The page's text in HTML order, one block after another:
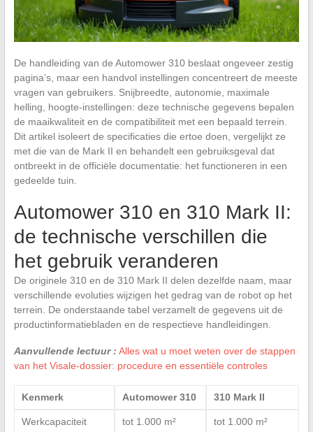
De handleiding van de Automower 310 beslaat ongeveer zestig
pagina’s, maar een handvol instellingen concentreert de meeste
vragen van gebruikers. Snijbreedte, autonomie, maximale
helling, hoogte-instellingen: deze technische gegevens bepalen
de maaikwaliteit en de compatibiliteit met een bepaald terrein.
Dit artikel isoleert de specificaties die ertoe doen, vergelijkt ze
met die van de Mark II en behandelt een gebruiksgeval dat
ontbreekt in de officiële documentatie: het functioneren in een
gedeelde tuin.
Automower 310 en 310 Mark II:
de technische verschillen die
het gebruik veranderen
De originele 310 en de 310 Mark II delen dezelfde naam, maar
verschillende evoluties wijzigen het gedrag van de robot op het
terrein. De onderstaande tabel verzamelt de gegevens uit de
productinformatiebladen en de respectieve handleidingen.
Aanvullende lectuur : Alles wat u moet weten over de stappen
van het Visale-dossier: procedure en essentiële controles
Kenmerk Automower 310 310 Mark II
Werkcapaciteit tot 1.000 m² tot 1.000 m²